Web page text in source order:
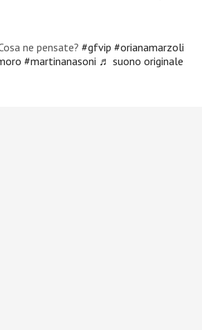
ne pensate?#gfvip #orianamarzoli
#martinanasoni ♬ suono originale